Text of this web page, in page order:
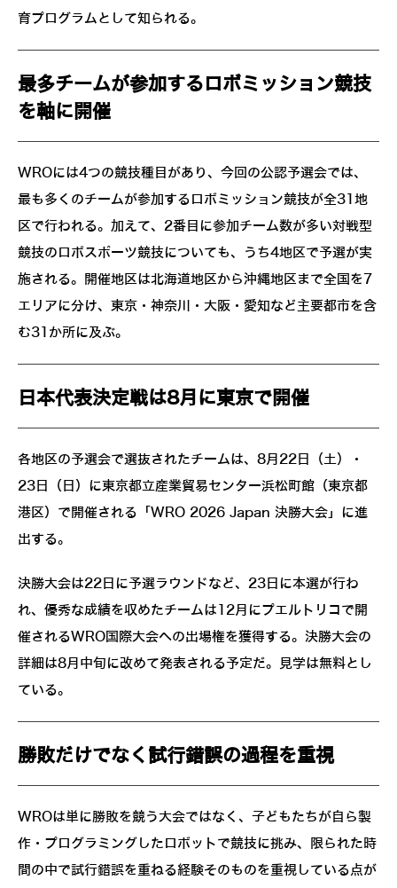
育プログラムとして知られる。
最多チームが参加するロボミッション競技
を軸に開催
WROには4つの競技種目があり、今回の公認予選会では、
最も多くのチームが参加するロボミッション競技が全31地
区で行われる。加えて、2番目に参加チーム数が多い対戦型
競技のロボスポーツ競技についても、うち4地区で予選が実
施される。開催地区は北海道地区から沖縄地区まで全国を7
エリアに分け、東京・神奈川・大阪・愛知など主要都市を含
む31か所に及ぶ。
日本代表決定戦は8月に東京で開催
各地区の予選会で選抜されたチームは、8月22日（土）・
23日（日）に東京都立産業貿易センター浜松町館（東京都
港区）で開催される「WRO 2026 Japan 決勝大会」に進
出する。
決勝大会は22日に予選ラウンドなど、23日に本選が行わ
れ、優秀な成績を収めたチームは12月にプエルトリコで開
催されるWRO国際大会への出場権を獲得する。決勝大会の
詳細は8月中旬に改めて発表される予定だ。見学は無料とし
ている。
勝敗だけでなく試行錯誤の過程を重視
WROは単に勝敗を競う大会ではなく、子どもたちが自ら製
作・プログラミングしたロボットで競技に挑み、限られた時
間の中で試行錯誤を重ねる経験そのものを重視している点が